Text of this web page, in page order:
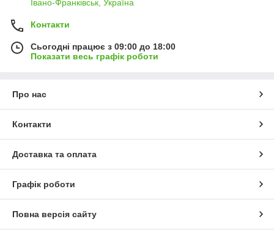
Івано-Франківськ, Україна
Контакти
Сьогодні працює з 09:00 до 18:00
Показати весь графік роботи
Про нас
Контакти
Доставка та оплата
Графік роботи
Повна версія сайту